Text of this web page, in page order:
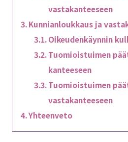
vastakanteeseen
Kunnianloukkaus ja
Oikeudenkäynnin
Tuomioistuimen
kanteeseen
Tuomioistuimen
vastakanteeseen
Yhteenveto